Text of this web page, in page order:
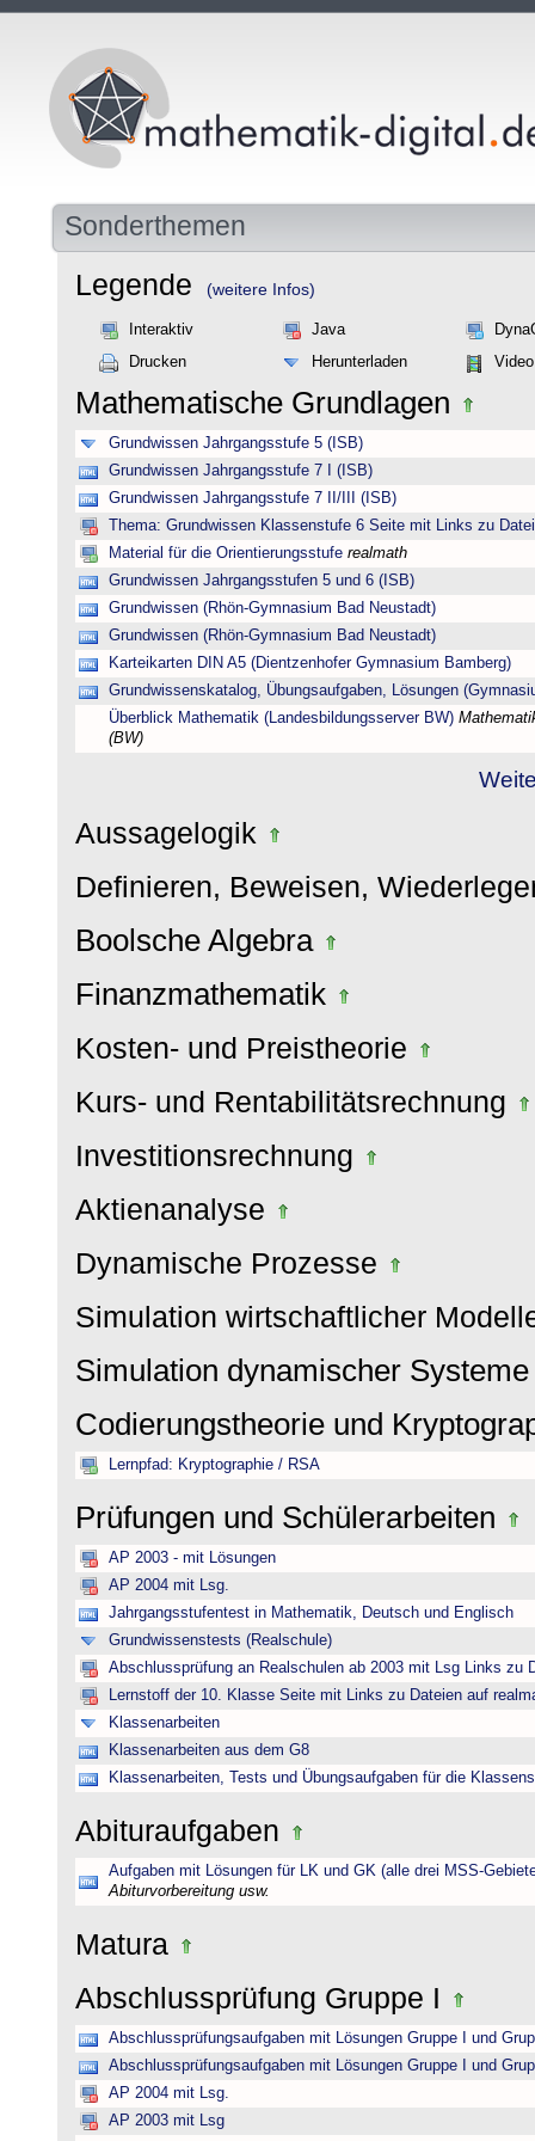
Sonderthemen
Legende (weitere Infos)
Interaktiv Java
Drucken
Herunterladen Video
Mathematische Grundlagen
Grundwissen Jahrgangsstufe 5 (ISB)
Grundwissen Jahrgangsstufe 7 I (ISB)
Grundwissen Jahrgangsstufe 7 II/III (ISB)
Thema: Grundwissen Klassenstufe 6 Seite mit Links zu
Material für die Orientierungsstufe realmath
Grundwissen Jahrgangsstufen 5 und 6 (ISB)
Grundwissen (Rhön-Gymnasium Bad Neustadt)
Grundwissen (Rhön-Gymnasium Bad Neustadt)
Karteikarten DIN A5 (Dientzenhofer Gymnasium Bamberg)
Grundwissenskatalog, Übungsaufgaben, Lösungen
Überblick Mathematik (Landesbildungsserver BW)
(BW)
Aussagelogik
Definieren, Beweisen,
Boolsche Algebra
Finanzmathematik
Kosten- und Preistheorie
Kurs- und Rentabilitätsrechnung
Investitionsrechnung
Aktienanalyse
Dynamische Prozesse
Simulation wirtschaftlicher
Simulation dynamischer
Codierungstheorie und
Lernpfad: Kryptographie / RSA
Prüfungen und Schülerarbeiten
AP 2003 - mit Lösungen
AP 2004 mit Lsg.
Jahrgangsstufentest in Mathematik, Deutsch und Englisch
Grundwissenstests (Realschule)
Abschlussprüfung an Realschulen ab 2003 mit Lsg Links zu
Lernstoff der 10. Klasse Seite mit Links zu Dateien auf
Klassenarbeiten
Klassenarbeiten aus dem G8
Klassenarbeiten, Tests und Übungsaufgaben für die
Abituraufgaben
Aufgaben mit Lösungen für LK und GK (alle drei MSS-
Abiturvorbereitung usw.
Matura
Abschlussprüfung Gruppe I
Abschlussprüfungsaufgaben mit Lösungen Gruppe I und
Abschlussprüfungsaufgaben mit Lösungen Gruppe I und
AP 2004 mit Lsg.
AP 2003 mit Lsg